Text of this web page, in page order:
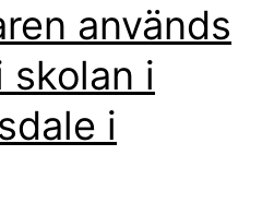
används
skolan i
i